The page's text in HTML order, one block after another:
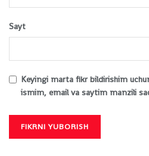
Sayt
Keyingi marta fikr bildirishim
ismim, email va saytim manzili